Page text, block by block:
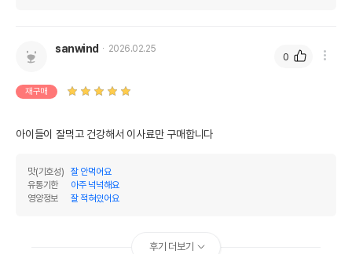
sanwind 2026.02.25
재구매
아이들이 잘먹고 건강해서 이사료만 구매합니다
맛(기호성)
잘 안먹어요
유통기한
아주 넉넉해요
영양정보
잘 적혀있어요
0
후기 더보기